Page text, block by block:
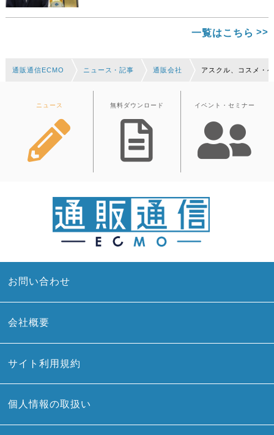
一覧はこちら
通販通信ECMO ニュース・記事 通販会社 アスクル、コスメ・
ニュース 無料ダウンロード イベント・セミナー
お問い合わせ
会社概要
サイト利用規約
個人情報の取扱い